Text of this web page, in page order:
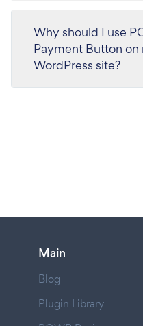
Why should I use
Payment Button
WordPress site?
Main
Blog
Plugin Library